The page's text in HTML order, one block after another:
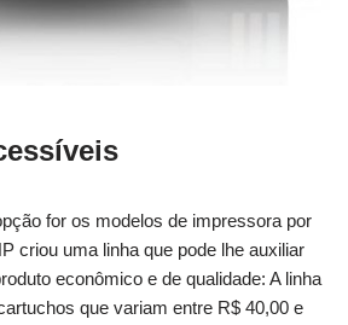
for os modelos de impressora por
criou uma linha que pode lhe auxiliar
econômico e de qualidade: A linha
que variam entre R$ 40,00 e